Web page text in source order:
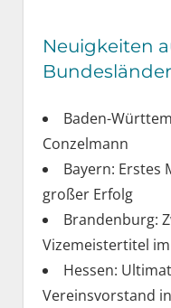
Neuigkeiten
Baden-
Conzelmann
Bayern: Erstes
großer Erfolg
Brandenburg:
Vizemeistertitel
Hessen:
Vereinsvorstand